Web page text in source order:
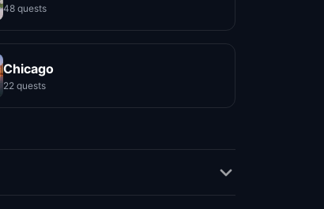
48 quests
Chicago
22 quests